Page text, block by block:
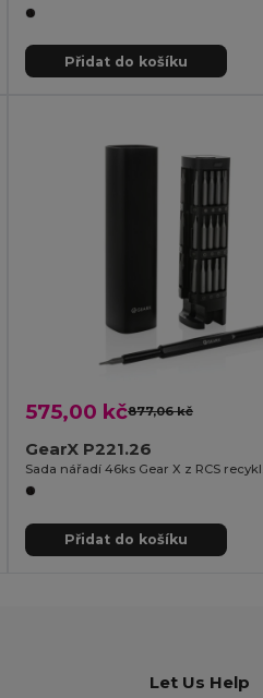
Přidat do košíku
575,00 kč877,06 kč
GearX P221.26
Přidat do košíku
Let Us Help